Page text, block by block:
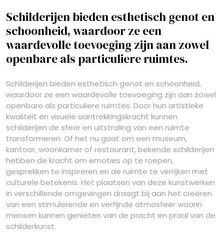
Schilderijen bieden esthetisch genot en
schoonheid, waardoor ze een
waardevolle toevoeging zijn aan zowel
openbare als particuliere ruimtes.
Schilderijen bieden esthetisch genot en schoonheid,
waardoor ze een waardevolle toevoeging zijn aan zowel
openbare als particuliere ruimtes. Door hun artistieke
kwaliteit en visuele aantrekkingskracht kunnen
schilderijen de sfeer en uitstraling van een ruimte
transformeren. Of het nu gaat om een museum,
kantoor, woonkamer of restaurant, bekende schilderijen
hebben de kracht om emoties op te roepen,
gesprekken te inspireren en de ruimte te verrijken met
culturele betekenis. Het plaatsen van deze kunstwerken
in verschillende omgevingen draagt bij aan het creëren
van een stimulerende en verfijnde atmosfeer waarin
mensen kunnen genieten van de pracht en praal van de
schilderkunst.